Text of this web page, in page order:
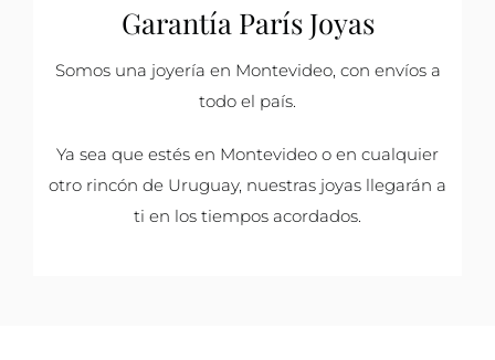
Garantía París Joyas
Somos una joyería en Montevideo, con envíos a
todo el país.
Ya sea que estés en Montevideo o en cualquier
otro rincón de Uruguay, nuestras joyas llegarán a
ti en los tiempos acordados.